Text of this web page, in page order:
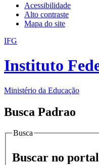
Acessibilidade
Alto contraste
Mapa do site
IFG
Instituto
Ministério da Educação
Busca Padrao
Busca
Buscar no portal